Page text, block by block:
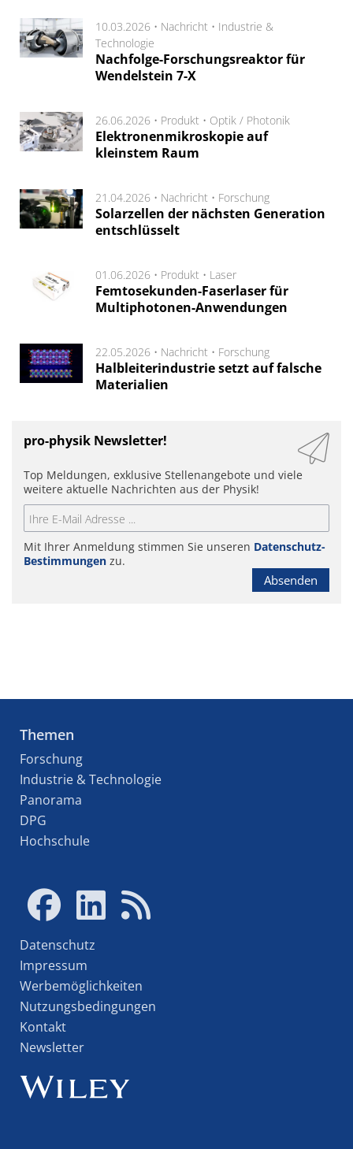
10.03.2026 • Nachricht • Industrie &
Technologie
Nachfolge-Forschungsreaktor für
Wendelstein 7-X
26.06.2026 • Produkt • Optik / Photonik
Elektronenmikroskopie auf
kleinstem Raum
21.04.2026 • Nachricht • Forschung
Solarzellen der nächsten Generation
entschlüsselt
01.06.2026 • Produkt • Laser
Femtosekunden-Faserlaser für
Multiphotonen-Anwendungen
22.05.2026 • Nachricht • Forschung
Halbleiterindustrie setzt auf falsche
Materialien
pro-physik Newsletter!
Top Meldungen, exklusive Stellenangebote und viele
weitere aktuelle Nachrichten aus der Physik!
Mit Ihrer Anmeldung stimmen Sie unseren Datenschutz-
Bestimmungen zu.
Absenden
Themen
Forschung
Industrie & Technologie
Panorama
DPG
Hochschule
Datenschutz
Impressum
Werbemöglichkeiten
Nutzungsbedingungen
Kontakt
Newsletter